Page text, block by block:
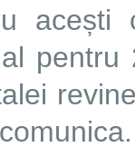
acești